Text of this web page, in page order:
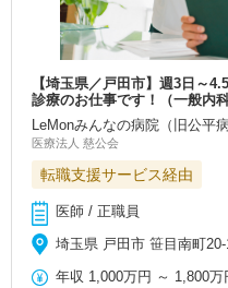
【埼玉県／戸田市】週3日～
診療のお仕事です！（一般内科
LeMonみんなの病院（旧公平病
医療法人 慈公会
転職支援サービス経由
医師 / 正職員
埼玉県 戸田市 笹目南町20-
年収 1,000万円 ～ 1,800万